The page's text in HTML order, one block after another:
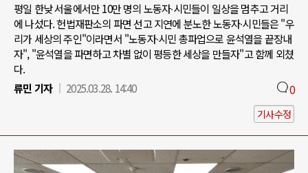
평일 한낮 서울에서만 10만 명의 노동자∙시민들이 일상을 멈추고 거리
에 나섰다. 헌법재판소의 파면 선고 지연에 분노한 노동자∙시민들은 "우
리가 세상의 주인"이라면서 "노동자∙시민 총파업으로 윤석열을 끝장내
자", "윤석열을 파면하고 차별 없이 평등한 세상을 만들자"고 함께 외쳤
다.
류민 기자
2025.03.28. 14:40 0
기사수정